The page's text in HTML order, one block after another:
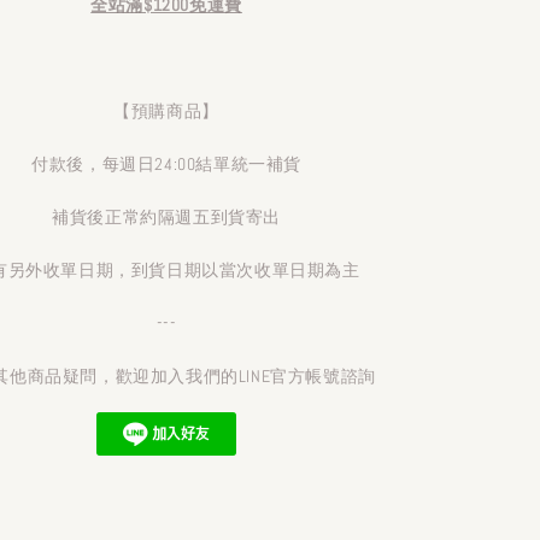
全站滿$1200免運費
【預購商品】
付款後，每週日24:00結單統一補貨
補貨後正常約隔週五到貨寄出
另外收單日期，到貨日期以當次收單日期為主
---
他商品疑問，歡迎加入我們的LINE官方帳號諮詢